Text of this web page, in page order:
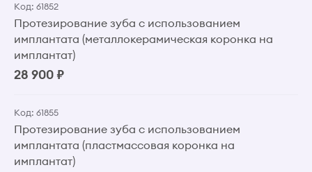
Код: 61852
Протезирование зуба с использованием
имплантата (металлокерамическая коронка на
имплантат)
28 900 ₽
Код: 61855
Протезирование зуба с использованием
имплантата (пластмассовая коронка на
имплантат)